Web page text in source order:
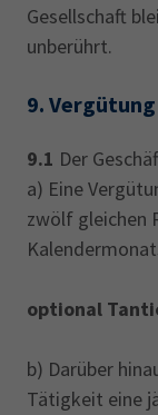
Gesellschaft
unberührt.
9. Vergütung
9.1 Der
a) Eine
zwölf gleichen
optional
b) Darüber
Tätigkeit eine